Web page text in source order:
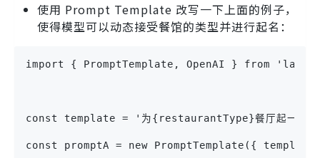
使用 Prompt Template 改写一下上面的例子，
使得模型可以动态接受餐馆的类型并进行起名：
import { PromptTemplate, OpenAI } from
const template = '为{restaurantType}餐厅起一个好
const promptA = new PromptTemplate({